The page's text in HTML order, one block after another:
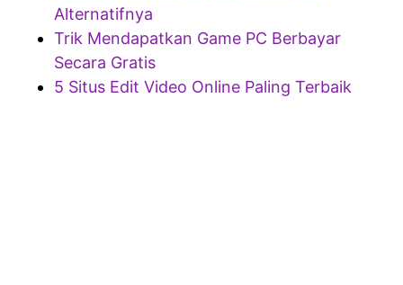
Alternatifnya
Trik Mendapatkan Game PC Berbayar
Secara Gratis
5 Situs Edit Video Online Paling Terbaik